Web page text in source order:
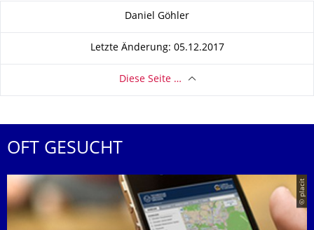
Daniel Göhler
Letzte Änderung: 05.12.2017
Diese Seite …
OFT GESUCHT
© placit